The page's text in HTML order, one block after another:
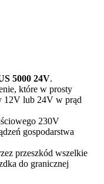
5000 24V.
które w prosty
12V lub 24V w prąd
230V
gospodarstwa
przeszkód wszelkie
do granicznej